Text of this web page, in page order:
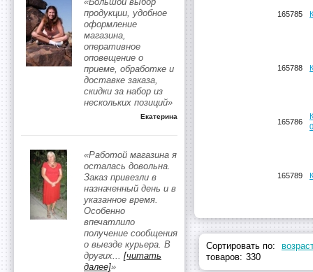
165785
165788
165786
165789
Сортировать по:
товаров: 330
продукции, удобное
оформление
магазина,
оперативное
оповещение о
приеме, обработке и
доставке заказа,
скидки за набор из
нескольких позиций»
Екатерина
«Работой магазина я
осталась довольна.
Заказ привезли в
назначенный день и в
указанное время.
Особенно
впечатлило
получение сообщения
о выезде курьера. В
других... [читать
далее]»